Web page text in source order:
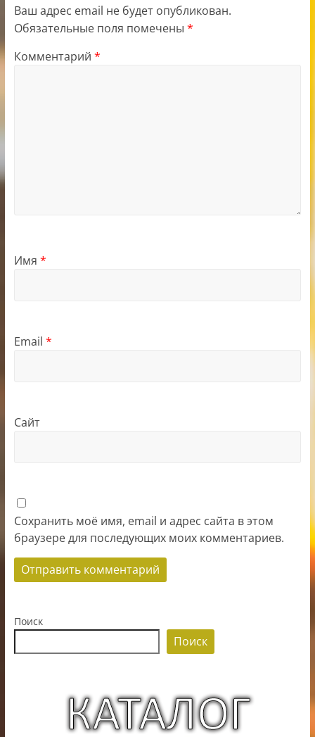
Ваш адрес email не будет опубликован.
Обязательные поля помечены *
Комментарий *
Имя *
Email *
Сайт
Сохранить моё имя, email и адрес сайта в этом
браузере для последующих моих комментариев.
Поиск
Поиск